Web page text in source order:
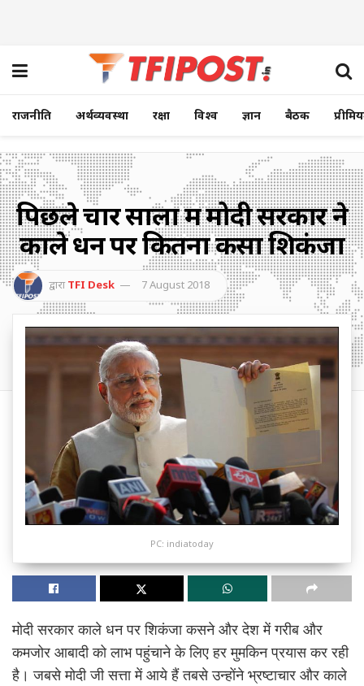
राजनीति अर्थव्यवस्था रक्षा विश्व ज्ञान बैठक
पिछले चार सालों में मोदी सरकार ने
काले धन पर कितना कसा शिकंजा
द्वारा TFI Desk 7 August 2018
PC: indiatoday
मोदी सरकार काले धन पर शिकंजा कसने और देश में गरीब और
कमजोर आबादी को लाभ पहुंचाने के लिए हर मुमकिन प्रयास कर रही
है। जबसे मोदी जी सत्ता में आये हैं तबसे उन्होंने भ्रष्टाचार और काले